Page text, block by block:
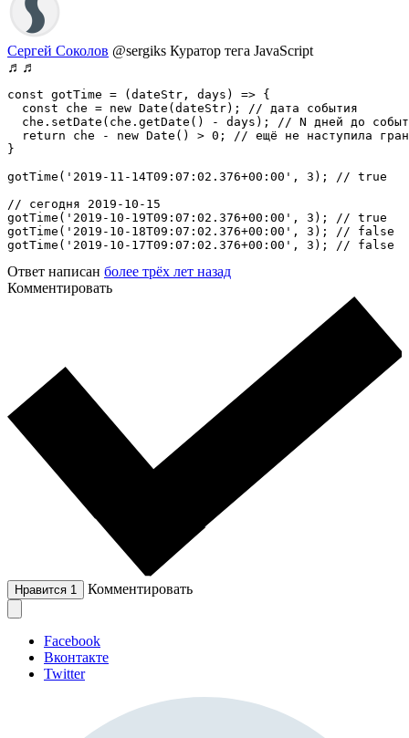
Сергей Соколов @sergiks Куратор тега JavaScript
♬♬
const gotTime = (dateStr, days) => {
  const che = new Date(dateStr); // дата события
che.setDate(che.getDate() - days); // N дней до
return che - new Date() > 0; // ещё не наступила
}
gotTime('2019-11-14T09:07:02.376+00:00', 3); // true
// сегодня 2019-10-15
gotTime('2019-10-19T09:07:02.376+00:00', 3); // true
gotTime('2019-10-18T09:07:02.376+00:00', 3); // false
gotTime('2019-10-17T09:07:02.376+00:00', 3); // false
Ответ написан более трёх лет назад
Комментировать
Нравится 1 Комментировать
Facebook
Вконтакте
Twitter